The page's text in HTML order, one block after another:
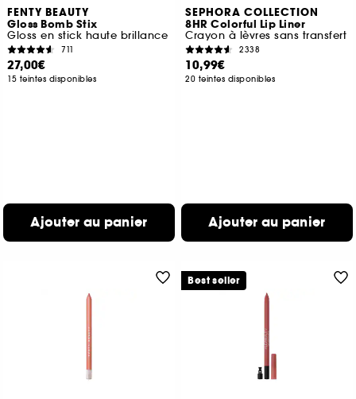
FENTY BEAUTY
Gloss Bomb Stix
Gloss en stick haute brillance
711
27,00€
15 teintes disponibles
Ajouter au panier
SEPHORA COLLECTION
8HR Colorful Lip Liner
Crayon à lèvres sans transfert
2338
10,99€
20 teintes disponibles
Ajouter au panier
Best seller